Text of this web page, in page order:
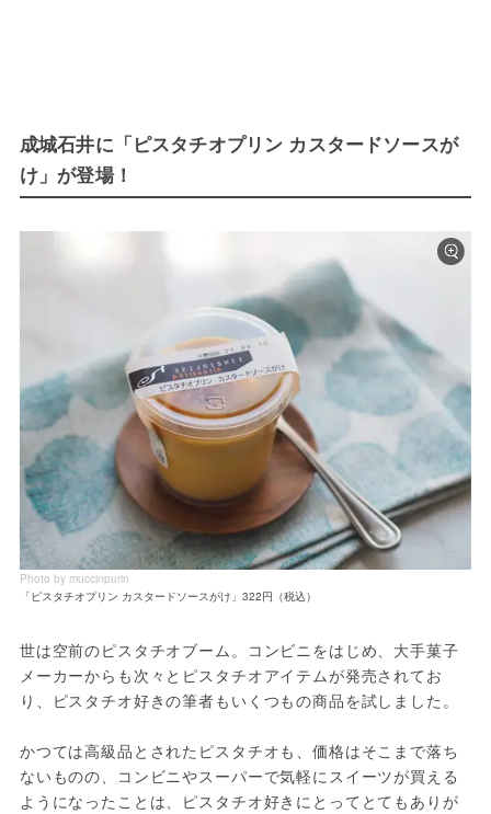
成城石井に「ピスタチオプリン カスタードソースが
け」が登場！
Photo by muccinpurin
「ピスタチオプリン カスタードソースがけ」322円（税込）
世は空前のピスタチオブーム。コンビニをはじめ、大手菓子
メーカーからも次々とピスタチオアイテムが発売されてお
り、ピスタチオ好きの筆者もいくつもの商品を試しました。
かつては高級品とされたピスタチオも、価格はそこまで落ち
ないものの、コンビニやスーパーで気軽にスイーツが買える
ようになったことは、ピスタチオ好きにとってとてもありが